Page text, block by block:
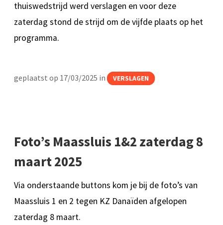
thuiswedstrijd werd verslagen en voor deze
zaterdag stond de strijd om de vijfde plaats op het
programma.
geplaatst op 17/03/2025 in VERSLAGEN
Foto’s Maassluis 1&2 zaterdag 8
maart 2025
Via onderstaande buttons kom je bij de foto’s van
Maassluis 1 en 2 tegen KZ Danaïden afgelopen
zaterdag 8 maart.